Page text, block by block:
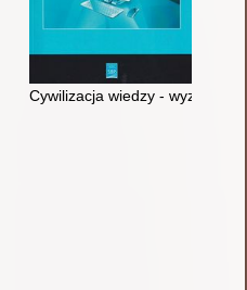
Bibliotek 2015
Cywilizacja wiedzy - wyzwanie